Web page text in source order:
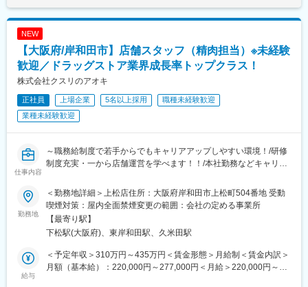
・商品の発注業務
・売り場づくり（レイアウト調整など）
加工業務についても、基礎から丁寧に指導します。
実際に未経験・ブランクからスタートした社員も多数活躍中で
す。
■仕事の特徴
1日の流れがある程度決まっているため、
仕事を覚えやすく、慣れるほどスムーズに働けます。
複数名で分担して業務を行うため、
困ったときはすぐにフォローを受けられます。
残業が少ない
時間管理がしやすく、
月の残業は20時間以内と無理なく働けます。
■家庭との両立のしやすさ
・月9日休み＋希望休月4日取得可能
する可能性があります。月給(月額)は固定手当を含めた表記です。
NEW
【大阪府/岸和田市】店舗スタッフ（精肉担当）※未経験
歓迎／ドラッグストア業界成長率トップクラス！
株式会社クスリのアオキ
正社員 上場企業 5名以上採用
職種未経験歓迎
業種未経験歓迎
仕事内容
～職務給制度で若手からでもキャリアアップしやすい環境！/研修
制度充実・一から店舗運営を学べます！！/本社勤務などキャリア
■業務内容：
お肉を機械や包丁で加工する業務まで幅広くお任せいたします。
・商品の製造業務（精肉加工）
・発注、パック詰め、パック値付、陳列業務等
将来的には、シフトや売上管理等もお任せいたします。
生鮮食品は納品・陳列・値引き・廃棄など時間管理が重要なた
め、業務がルーチン化されており、残業が発生しにくく、チャレ
勤務地
＜勤務地詳細＞上松店住所：大阪府岸和田市上松町504番地 受動
喫煙対策：屋内全面禁煙変更の範囲：会社の定める事業所
【最寄り駅】
下松駅(大阪府)、東岸和田駅、久米田駅
給与
＜予定年収＞310万円～435万円＜賃金形態＞月給制＜賃金内訳＞
月額（基本給）：220,000円～277,000円＜月給＞220,000円～